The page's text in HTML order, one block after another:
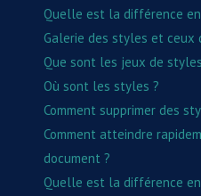
Quelle est la différence
Galerie des styles et ceux
Que sont les jeux de
Où sont les styles ?
Comment supprimer des
Comment atteindre
document ?
Quelle est la différence